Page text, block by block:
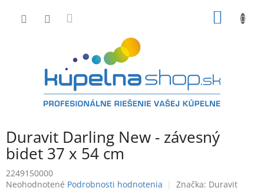
Duravit Darling New - závesný
bidet 37 x 54 cm
2249150000
Priemerné
Neohodnotené Podrobnosti hodnotenia Značka: Duravit